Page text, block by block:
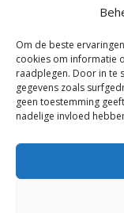
Om de beste
cookies om informatie
raadplegen. Door in te
gegevens zoals
geen toestemming
nadelige invloed
©KGA